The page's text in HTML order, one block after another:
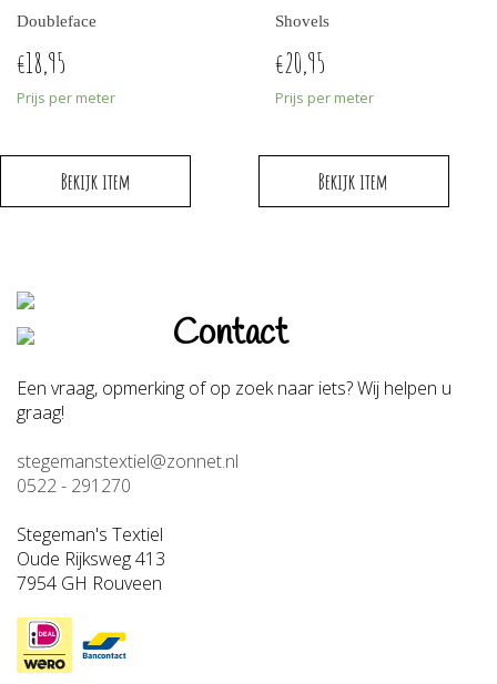
Doubleface
€18,95
Prijs per meter
Bekijk item
Shovels
€20,95
Prijs per meter
Bekijk item
Contact
Een vraag, opmerking of op zoek naar iets? Wij helpen u
graag!
stegemanstextiel@zonnet.nl
0522 - 291270
Stegeman's Textiel
Oude Rijksweg 413
7954 GH Rouveen